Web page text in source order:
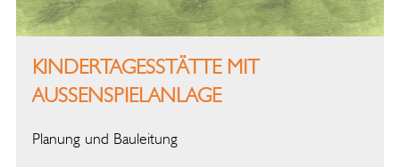
KINDERTAGESSTÄTTE MIT
AUSSENSPIELANLAGE
Planung und Bauleitung